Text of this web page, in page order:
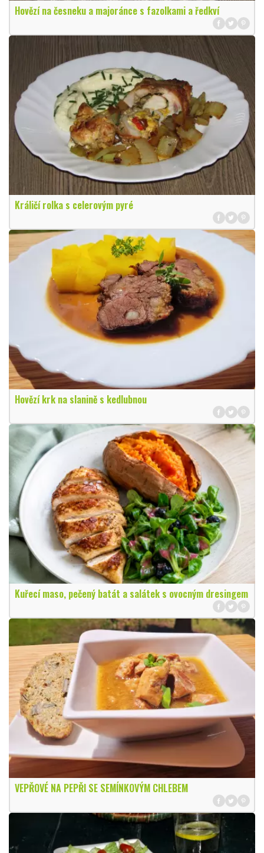
Hovězí na česneku a majoránce s fazolkami a ředkví
Králičí rolka s celerovým pyré
Hovězí krk na slanině s kedlubnou
Kuřecí maso, pečený batát a salátek s ovocným dresingem
VEPŘOVÉ NA PEPŘI SE SEMÍNKOVÝM CHLEBEM